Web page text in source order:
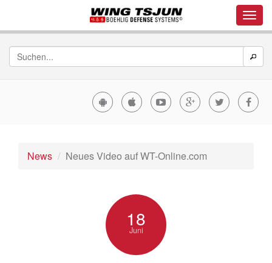
News Neues Video auf WT-Online.com
18
Juni